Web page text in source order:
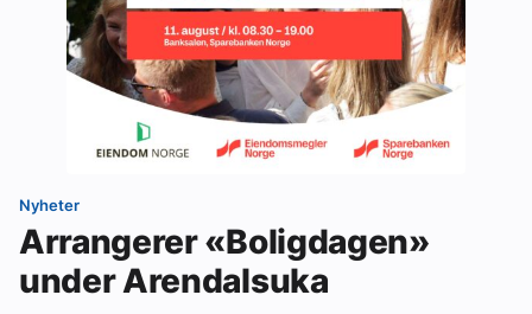
Nyheter
Arrangerer «Boligdagen»
under Arendalsuka